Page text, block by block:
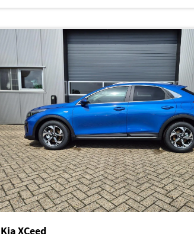
Kia XCeed